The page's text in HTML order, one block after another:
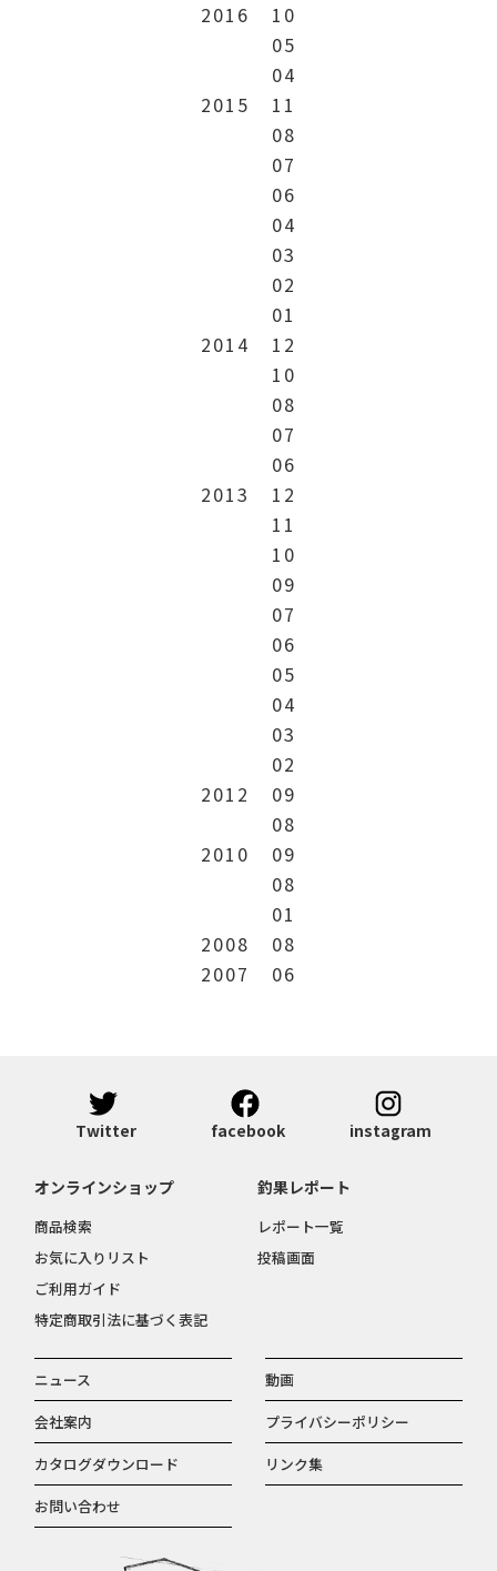
2016
10
05
04
2015
11
08
07
06
04
03
02
01
2014
12
10
08
07
06
2013
12
11
10
09
07
06
05
04
03
02
2012
09
08
2010
09
08
01
2008
08
2007
06
Twitter facebook instagram
ニュース
動画
会社案内
プライバシーポリシー
カタログダウンロード
リンク集
お問い合わせ
オンラインショップ
商品検索
お気に入りリスト
ご利用ガイド
特定商取引法に基づく表記
釣果レポート
レポート一覧
投稿画面